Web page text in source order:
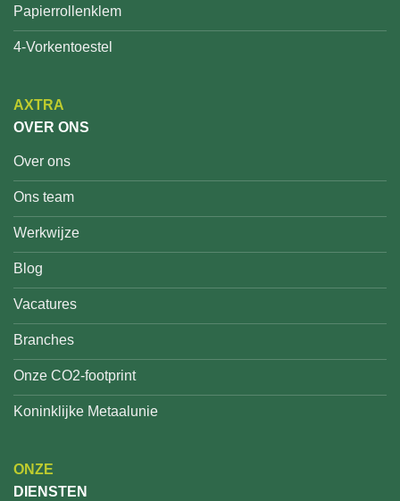
Papierrollenklem
4-Vorkentoestel
AXTRA
OVER ONS
Over ons
Ons team
Werkwijze
Blog
Vacatures
Branches
Onze CO2-footprint
Koninklijke Metaalunie
ONZE
DIENSTEN